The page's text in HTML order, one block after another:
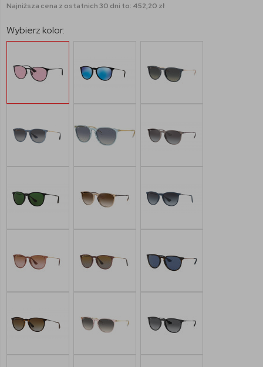
Najniższa cena z ostatnich 30 dni to: 452,20 zł
Wybierz kolor: